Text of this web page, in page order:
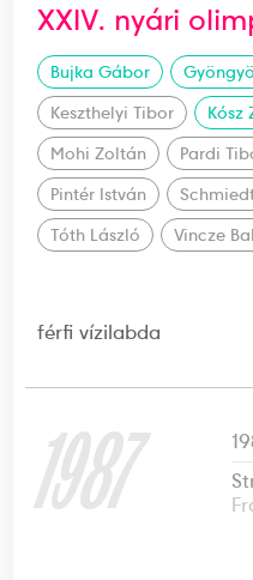
XXIV. nyári
Bujka Gábor
Keszthelyi Tibor
Kósz
Mohi Zoltán
Pardi
Pintér István
Tóth László
Vincze
férfi vízilabda
1987